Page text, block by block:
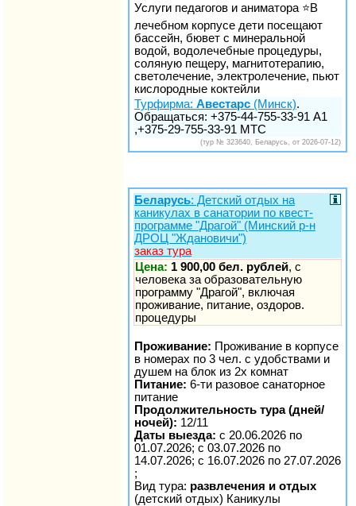
Услуги педагогов и аниматора ⭐️В
лечебном корпусе дети посещают
бассейн, бювет с минеральной
водой, водолечебные процедуры,
соляную пещеру, магнитотерапию,
светолечение, электролечение, пьют
кислородные коктейли
Турфирма: Авестарс (Минск).
Обращаться: +375-44-755-33-91 А1
,+375-29-755-33-91 МТС
(тур № 323640, Беларусь, от 2026-07-12)
Беларусь: Детский отдых на
каникулах в санатории по квест-
программе "Драгой" (Минский р-н
ДРОЦ "Ждановичи")
заказ тура
Цена: 1 900,00 бел. рублей, с
человека за образовательную
программу "Драгой", включая
проживание, питание, оздоров.
процедуры
Проживание: Проживание в корпусе
в номерах по 3 чел. с удобствами и
душем на блок из 2х комнат
Питание: 6-ти разовое санаторное
питание
Продолжительность тура (дней/
ночей): 12/11
Даты выезда: с 20.06.2026 по
01.07.2026; с 03.07.2026 по
14.07.2026; с 16.07.2026 по 27.07.2026
;
Вид тура: развлечения и отдых
(детский отдых) Каникулы